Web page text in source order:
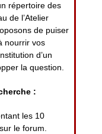
répertoire des
de l’Atelier
de puiser
nourrir vos
d’un
la question.
:
les 10
le forum.